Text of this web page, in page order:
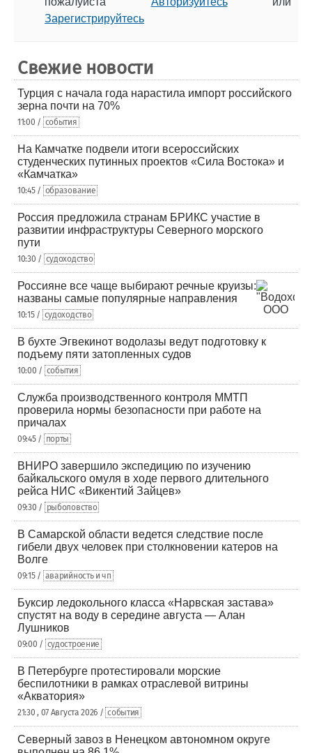
Зарегистрируйтесь
Свежие новости
Турция с начала года нарастила импорт российского
зерна почти на 70%
11:00 / события
На Камчатке подвели итоги всероссийских
студенческих путинных проектов «Сила Востока» и
«Камчатка»
10:45 / образование
Россия предложила странам БРИКС участие в
развитии инфраструктуры Северного морского
пути
10:30 / судоходство
Россияне все чаще выбирают речные круизы:
названы самые популярные направления
10:15 / судоходство
В бухте Эгвекинот водолазы ведут подготовку к
подъему пяти затопленных судов
10:00 / события
Служба производственного контроля ММТП
проверила нормы безопасности при работе на
причалах
09:45 / порты
ВНИРО завершило экспедицию по изучению
байкальского омуля в ходе первого длительного
рейса НИС «Викентий Зайцев»
09:30 / рыболовство
В Самарской области ведется следствие после
гибели двух человек при столкновении катеров на
Волге
09:15 / аварийность и чп
Буксир ледокольного класса «Нарвская застава»
спустят на воду в середине августа — Алан
Лушников
09:00 / судостроение
В Петербурге протестировали морские
беспилотники в рамках отраслевой витрины
«Акватория»
21:30 , 07 Августа 2026 / события
Северный завоз в Ненецком автономном округе